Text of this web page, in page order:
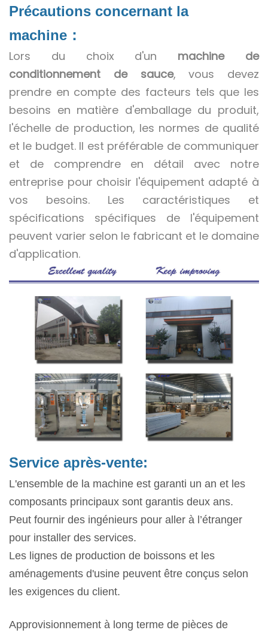
Précautions concernant la
machine ：
Lors du choix d'un machine de
conditionnement de sauce, vous devez
prendre en compte des facteurs tels que les
besoins en matière d'emballage du produit,
l'échelle de production, les normes de qualité
et le budget. Il est préférable de communiquer
et de comprendre en détail avec notre
entreprise pour choisir l'équipement adapté à
vos besoins. Les caractéristiques et
spécifications spécifiques de l'équipement
peuvent varier selon le fabricant et le domaine
d'application.
Service après-vente:
L'ensemble de la machine est garanti un an et les
composants principaux sont garantis deux ans.
Peut fournir des ingénieurs pour aller à l’étranger
pour installer des services.
Les lignes de production de boissons et les
aménagements d'usine peuvent être conçus selon
les exigences du client.
Approvisionnement à long terme de pièces de